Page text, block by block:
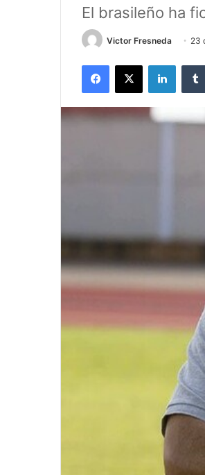
El brasileño ha
Victor Fresneda 23